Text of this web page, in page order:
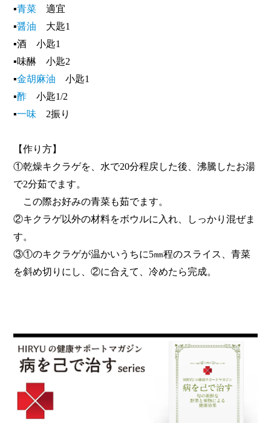
▪青菜 適宜
▪醤油 大匙1
▪酒 小匙1
▪味醂 小匙2
▪金胡麻油 小匙1
▪酢 小匙1/2
▪一味 2振り
【作り方】
①乾燥キクラゲを、水で20分程戻した後、沸騰したお湯
で2分茹でます。
この際お好みの青菜も茹でます。
②キクラゲ以外の材料をボウルに入れ、しっかり混ぜま
す。
③①のキクラゲが温かいうちに5㎜程のスライス、青菜
を斜め切りにし、②に合えて、冷めたら完成。